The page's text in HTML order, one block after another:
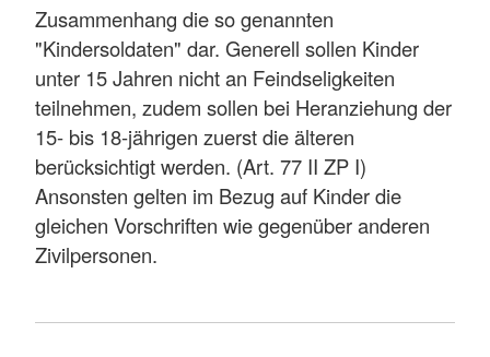
Zusammenhang die so genannten
"Kindersoldaten" dar. Generell sollen Kinder
unter 15 Jahren nicht an Feindseligkeiten
teilnehmen, zudem sollen bei Heranziehung der
15- bis 18-jährigen zuerst die älteren
berücksichtigt werden. (Art. 77 II ZP I)
Ansonsten gelten im Bezug auf Kinder die
gleichen Vorschriften wie gegenüber anderen
Zivilpersonen.